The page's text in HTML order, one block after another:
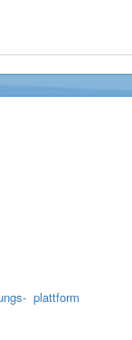
plattform